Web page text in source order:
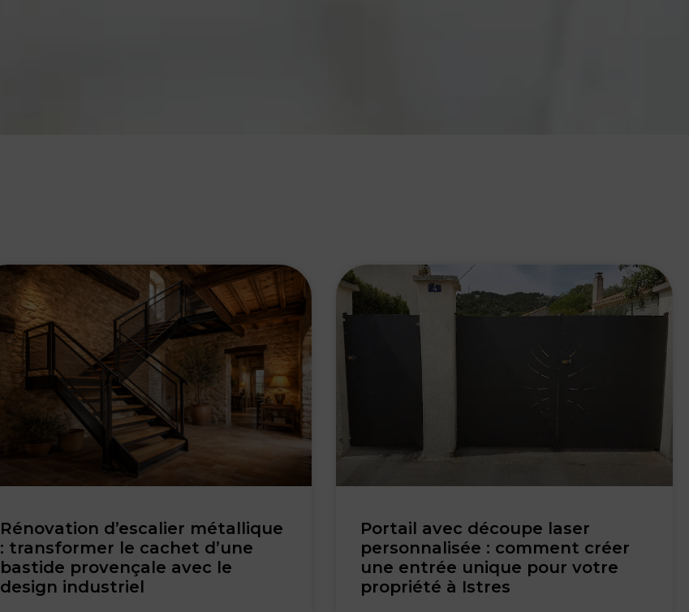
Rénovation d’escalier métallique
: transformer le cachet d’une
bastide provençale avec le
design industriel
Portail avec découpe laser
personnalisée : comment créer
une entrée unique pour votre
propriété à Istres